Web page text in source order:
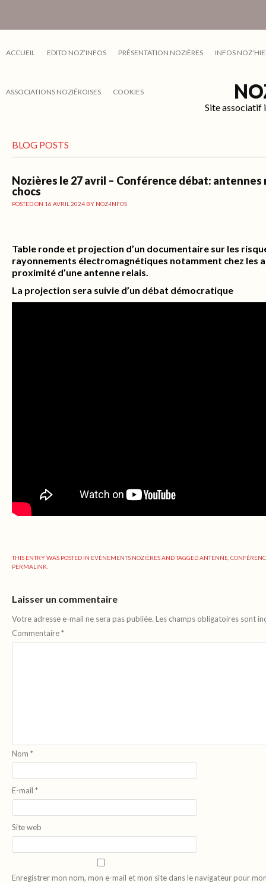
ACCUEIL EDITO NOZ’INFOS PRÉSENTATION NOZIÈRES INFOS
ASSOCIATIONS NOZIÉROISES COOKIES
Site associatif
BLOG POSTS
Nozières le 27 avril – Conférence débat: antennes
chocs
POSTED ON 16 AVRIL 2024 BY NOZ-INFOS
Table ronde et projection d’un documentaire sur les
rayonnements électromagnétiques notamment chez les
proximité d’une antenne relais.
La projection sera suivie d’un débat démocratique
THIS ENTRY WAS POSTED IN EVÈNEMENTS NOZIÈRESAND TAGGEDANTENNE
PERMALINK
Laisser un commentaire
Votre adresse e-mail ne sera pas publiée. Les champs obligatoires sont
Commentaire*
Nom *
E-mail *
Site web
Enregistrer mon nom, mon e-mail et mon site dans le navigateur pour